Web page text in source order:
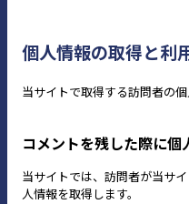
個人情報の取得と利
当サイトで取得する訪問者の
コメントを残した際に個
当サイトでは、訪問者が当サ
人情報を取得します。